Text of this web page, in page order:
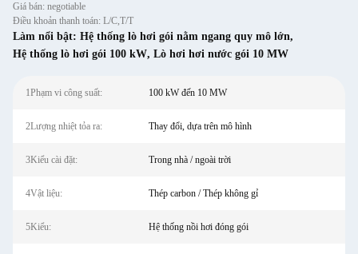
Giá bán: negotiable
Điều khoản thanh toán: L/C,T/T
Làm nổi bật: Hệ thống lò hơi gói nằm ngang quy mô lớn,
Hệ thống lò hơi gói 100 kW, Lò hơi hơi nước gói 10 MW
1Phạm vi công suất: 100 kW đến 10 MW
2Lượng nhiệt tỏa ra: Thay đổi, dựa trên mô hình
3Kiểu cài đặt: Trong nhà / ngoài trời
4Vật liệu: Thép carbon / Thép không gỉ
5Kiểu: Hệ thống nồi hơi đóng gói